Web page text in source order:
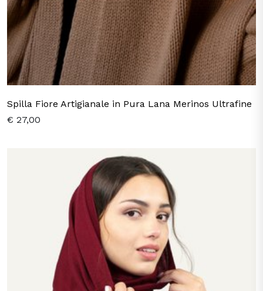
Spilla Fiore Artigianale in Pura Lana Merinos Ultrafine
€ 27,00